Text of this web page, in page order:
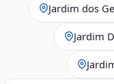
Jardim dos
Jardim